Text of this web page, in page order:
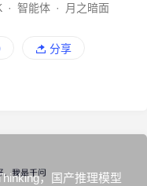
· 智能体 · 月之暗面
分享
，国产推理模型